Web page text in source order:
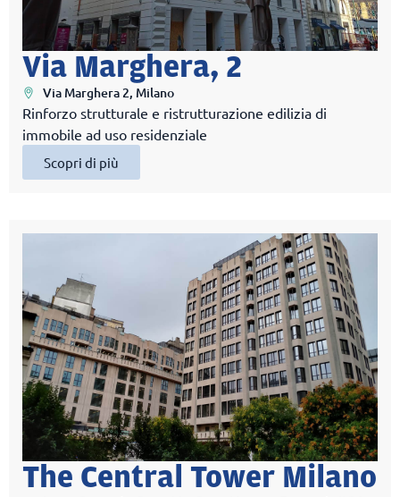
Via Marghera, 2
Via Marghera 2, Milano
Rinforzo strutturale e ristrutturazione edilizia di
immobile ad uso residenziale
Scopri di più
The Central Tower Milano